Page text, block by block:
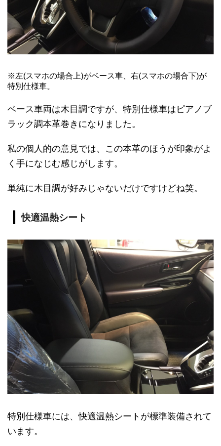
※左(スマホの場合上)がベース車、右(スマホの場合下)が
特別仕様車。
ベース車両は木目調ですが、特別仕様車はピアノブ
ラック調本革巻きになりました。
私の個人的の意見では、この本革のほうが印象がよ
く手になじむ感じがします。
単純に木目調が好みじゃないだけですけどね笑。
快適温熱シート
特別仕様車には、快適温熱シートが標準装備されて
います。